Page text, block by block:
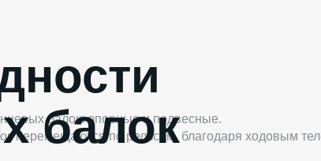
балок: опорные и подвесные.
перемещаются по рельсам, благодаря ходовым
балок